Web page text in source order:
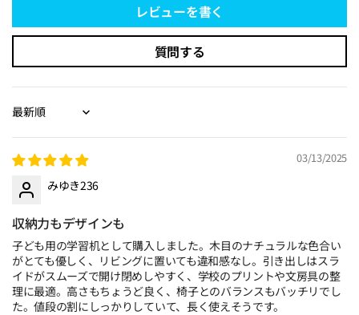
レビューを書く
質問する
Sort by
03/13/2025
みゆき236
収納力もデザインも
子ども用の学習机として購入しました。木目のナチュラルな色合い
がとても優しく、リビングに置いても違和感なし。引き出しはスラ
イドがスムーズで開け閉めしやすく、学校のプリントや文房具の整
理に最適。高さもちょうど良く、椅子とのバランスもバッチリでし
た。値段の割にしっかりしていて、長く使えそうです。